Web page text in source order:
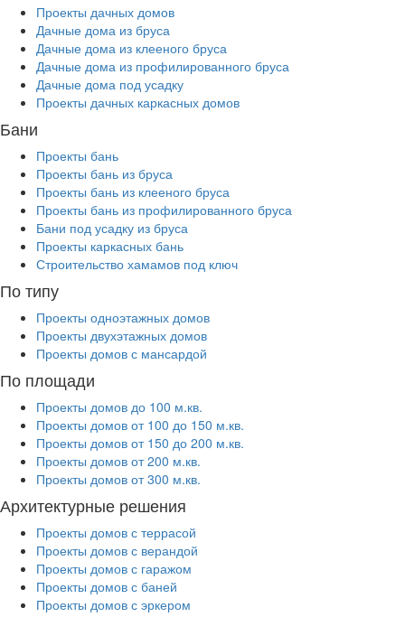
Проекты дачных домов
Дачные дома из бруса
Дачные дома из клееного бруса
Дачные дома из профилированного бруса
Дачные дома под усадку
Проекты дачных каркасных домов
Бани
Проекты бань
Проекты бань из бруса
Проекты бань из клееного бруса
Проекты бань из профилированного бруса
Бани под усадку из бруса
Проекты каркасных бань
Строительство хамамов под ключ
По типу
Проекты одноэтажных домов
Проекты двухэтажных домов
Проекты домов с мансардой
По площади
Проекты домов до 100 м.кв.
Проекты домов от 100 до 150 м.кв.
Проекты домов от 150 до 200 м.кв.
Проекты домов от 200 м.кв.
Проекты домов от 300 м.кв.
Архитектурные решения
Проекты домов с террасой
Проекты домов с верандой
Проекты домов с гаражом
Проекты домов с баней
Проекты домов с эркером